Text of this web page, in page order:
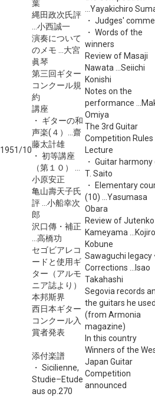
1951/10
葉
縄田政次氏評
...小西誠一
演奏について
のメモ ...大宮
眞琴
第三回ギター
コンクール規
約
講座
・ ギターの和
声楽(４）...齋
藤太計雄
・ 初等講座
（第１０） ...
小原安正
亀山壽天子氏
評 ...小船幸次
郎
沢口傳・補正
...高橋功
セゴビアレコ
ードと使用ギ
ター（アルモ
ニア誌より）
本邦斯界
西日本ギター
コンクール入
賞者発表
添付楽譜
・ Sicilienne,
Studie–Etude
aus op.270
...Yayakichiro
・ Judges'
・ Words of the
winners
Review of Masaji
Nawata ...Seiichi
Konishi
Notes on the
performance
Omiya
The 3rd Guitar
Competition Rules
Lecture
・ Guitar harmony
T. Saito
・ Elementary
(10) ...Yasumasa
Obara
Review of Jutenko
Kameyama ...Kojiro
Kobune
Sawaguchi legacy
Corrections ...Isao
Takahashi
Segovia records
the guitars he
(from Armonia
magazine)
In this country
Winners of the
Japan Guitar
Competition
announced